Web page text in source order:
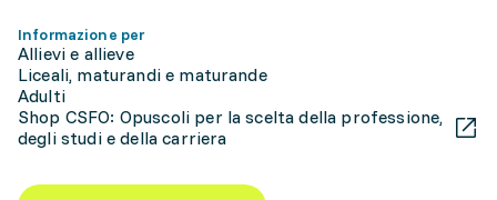
Informazione per
Allievi e allieve
Liceali, maturandi e maturande
Adulti
Shop CSFO: Opuscoli per la scelta della professione,
degli studi e della carriera